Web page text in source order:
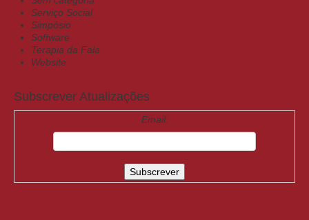
Serviço Social
Simpósio
Software
Terapia da Fala
Website
Subscrever Atualizações
Email: